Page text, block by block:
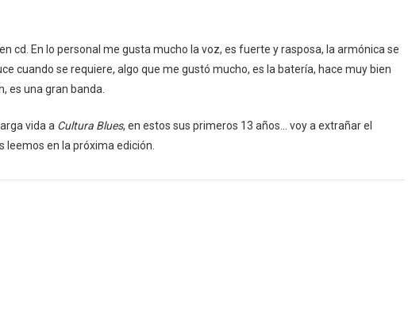
cd. En lo personal me gusta mucho la voz, es fuerte y rasposa, la armónica se
cuando se requiere, algo que me gustó mucho, es la batería, hace muy bien
es una gran banda.
vida a Cultura Blues, en estos sus primeros 13 años… voy a extrañar el
leemos en la próxima edición.